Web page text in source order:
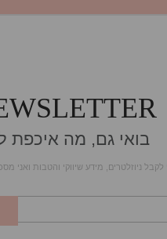
בואי גם, מה איכפת
לקבל ניוזלטרים, מידע שיווקי והטבות ואני